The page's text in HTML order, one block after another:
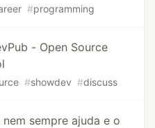
#programming
- Open Source
#showdev #discuss
nem sempre ajuda e o